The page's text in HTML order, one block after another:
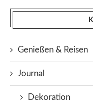
Genießen & Reisen
Journal
Dekoration